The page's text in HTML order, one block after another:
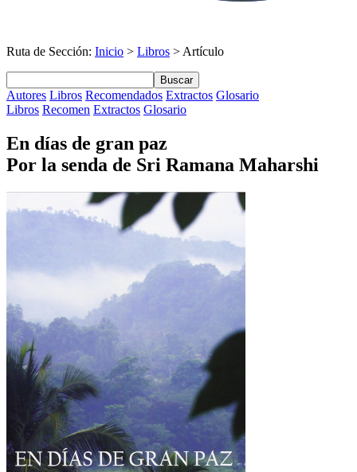
Ruta de Sección: Inicio > Libros > Artículo
Buscar
Autores Libros Recomendados Extractos Glosario
Libros Recomen Extractos Glosario
En días de gran paz
Por la senda de Sri Ramana Maharshi